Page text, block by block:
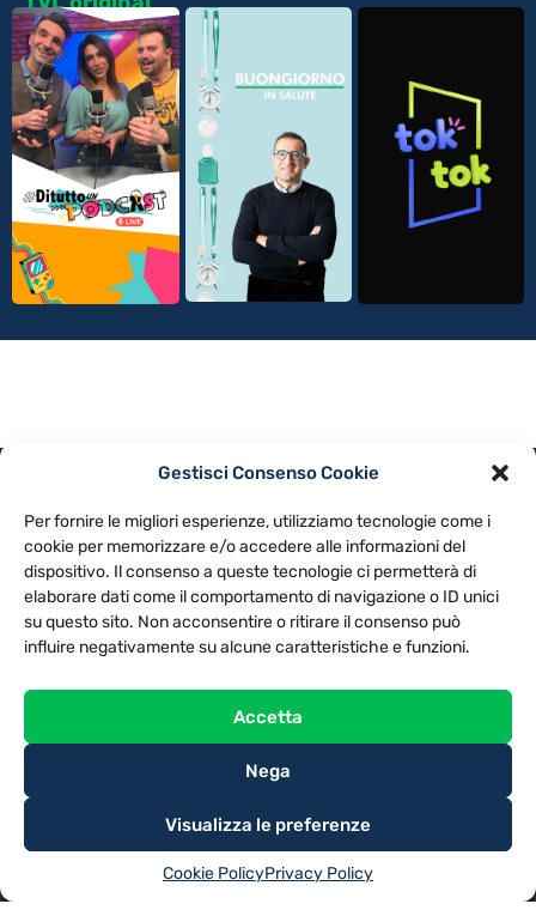
Gestisci Consenso Cookie
Per fornire le migliori esperienze, utilizziamo tecnologie come i
cookie per memorizzare e/o accedere alle informazioni del
dispositivo. Il consenso a queste tecnologie ci permetterà di
elaborare dati come il comportamento di navigazione o ID unici
su questo sito. Non acconsentire o ritirare il consenso può
influire negativamente su alcune caratteristiche e funzioni.
Accetta
Nega
Visualizza le preferenze
Cookie PolicyPrivacy Policy
NOTE LEGALI
CONTATTACI PREFERENZE
TV LIBERA S.P.A.
Via Monteleonese 95/21 – 51100 Pistoia (PT)
Tel. 0573.9136 / Fax 0573.913615